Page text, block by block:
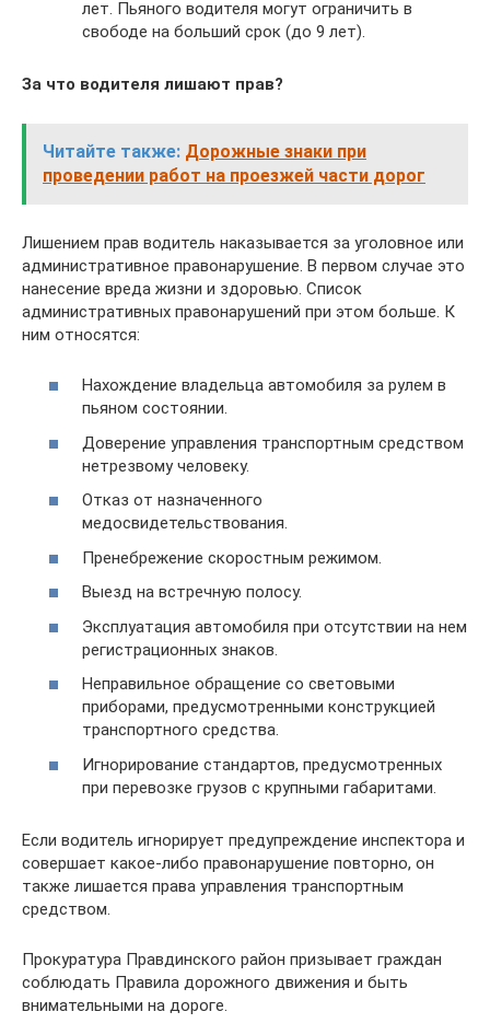
лет. Пьяного водителя могут ограничить в
свободе на больший срок (до 9 лет).
За что водителя лишают прав?
Читайте также: Дорожные знаки при
проведении работ на проезжей части дорог
Лишением прав водитель наказывается за уголовное или
административное правонарушение. В первом случае это
нанесение вреда жизни и здоровью. Список
административных правонарушений при этом больше. К
ним относятся:
Нахождение владельца автомобиля за рулем в
пьяном состоянии.
Доверение управления транспортным средством
нетрезвому человеку.
Отказ от назначенного
медосвидетельствования.
Пренебрежение скоростным режимом.
Выезд на встречную полосу.
Эксплуатация автомобиля при отсутствии на нем
регистрационных знаков.
Неправильное обращение со световыми
приборами, предусмотренными конструкцией
транспортного средства.
Игнорирование стандартов, предусмотренных
при перевозке грузов с крупными габаритами.
Если водитель игнорирует предупреждение инспектора и
совершает какое-либо правонарушение повторно, он
также лишается права управления транспортным
средством.
Прокуратура Правдинского район призывает граждан
соблюдать Правила дорожного движения и быть
внимательными на дороге.